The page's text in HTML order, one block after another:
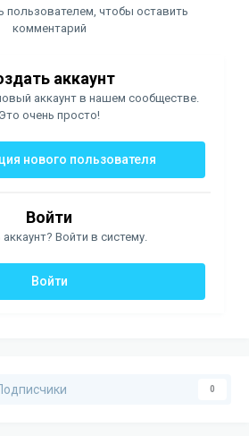
чтобы оставить
комментарий
аккаунт
аккаунт в нашем сообществе.
Это очень просто!
нового пользователя
Войти
Войти в систему.
Войти
0